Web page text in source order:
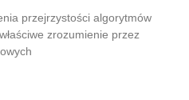
przejrzystości algorytmów
zrozumienie przez